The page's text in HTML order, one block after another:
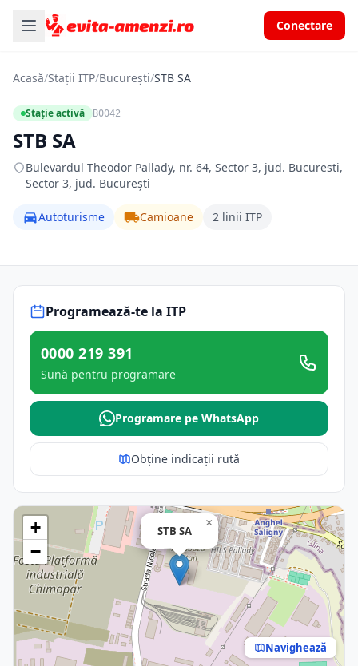
Conectare
Acasă/Stații ITP/București/STB SA
Stație activă B0042
STB SA
Bulevardul Theodor Pallady, nr. 64, Sector 3, jud. Bucuresti,
Sector 3, jud. București
Autoturisme Camioane 2 linii ITP
Programează-te la ITP
0000 219 391
Sună pentru programare
Programare pe WhatsApp
Obține indicații rută
STB SA
×
+
−
Navighează